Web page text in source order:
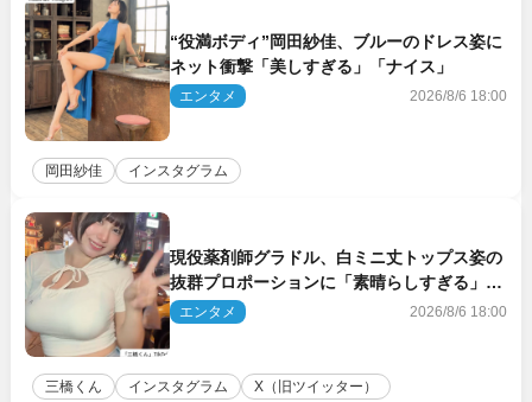
“役満ボディ”岡田紗佳、ブルーのドレス姿に
ネット衝撃「美しすぎる」「ナイス」
エンタメ 2026/8/6 18:00
岡田紗佳 インスタグラム
現役薬剤師グラドル、白ミニ丈トップス姿の
抜群プロポーションに「素晴らしすぎる」
「すっっっご！」とネット絶賛
エンタメ 2026/8/6 18:00
三橋くん インスタグラム X（旧ツイッター）